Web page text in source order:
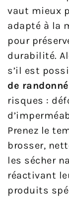
vaut mieux
adapté à la
pour
durabilité.
s’il est
de
risques :
Prenez le
brosser,
les sécher
réactivant
produits